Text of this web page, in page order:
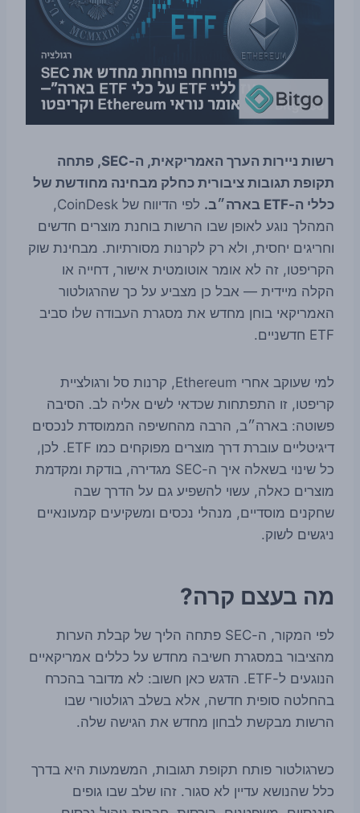
רשות ניירות הערך האמריקאית, ה-SEC, פתחה
תקופת תגובות ציבורית כחלק מבחינה מחודשת של
כללי ה-ETF בארה״ב.
לפי הדיווח של CoinDesk,
המהלך נוגע לאופן שבו הרשות בוחנת מוצרים חדשים
וחריגים יחסית, ולא רק לקרנות מסורתיות. מבחינת שוק
הקריפטו, זה לא אומר אוטומטית אישור, דחייה או
הקלה מיידית — אבל כן מצביע על כך שהרגולטור
האמריקאי בוחן מחדש את מסגרת העבודה שלו סביב
ETF חדשניים.
למי שעוקב אחרי Ethereum, קרנות סל ורגולציית
קריפטו, זו התפתחות שכדאי לשים אליה לב. הסיבה
פשוטה: בארה״ב, הרבה מהחשיפה הממוסדת לנכסים
דיגיטליים עוברת דרך מוצרים מפוקחים כמו ETF. לכן,
כל שינוי בשאלה איך ה-SEC מגדירה, בודקת ומקדמת
מוצרים כאלה, עשוי להשפיע גם על הדרך שבה
שחקנים מוסדיים, מנהלי נכסים ומשקיעים קמעונאיים
ניגשים לשוק.
מה בעצם קרה?
לפי המקור, ה-SEC פתחה הליך של קבלת הערות
מהציבור במסגרת חשיבה מחדש על כללים אמריקאיים
הנוגעים ל-ETF. הדגש כאן חשוב: לא מדובר בהכרח
בהחלטה סופית חדשה, אלא בשלב רגולטורי שבו
הרשות מבקשת לבחון מחדש את הגישה שלה.
כשרגולטור פותח תקופת תגובות, המשמעות היא בדרך
כלל שהנושא עדיין לא סגור. זהו שלב שבו גופים